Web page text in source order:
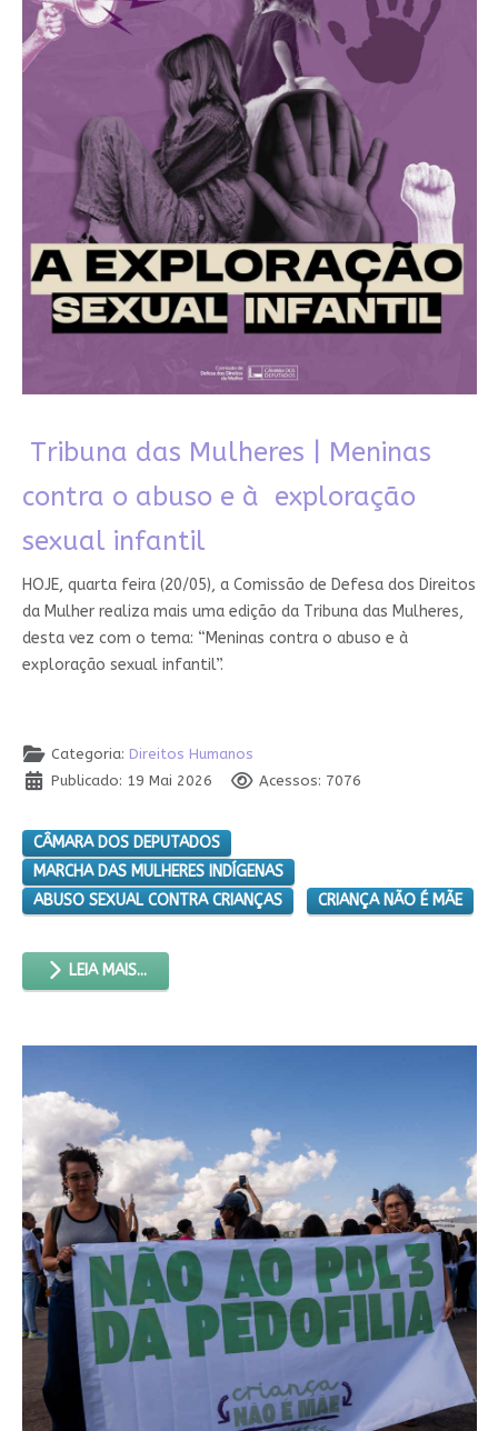
Tribuna das Mulheres | Meninas
contra o abuso e à exploração
sexual infantil
HOJE, quarta feira (20/05), a Comissão de Defesa dos Direitos
da Mulher realiza mais uma edição da Tribuna das Mulheres,
desta vez com o tema: “Meninas contra o abuso e à
exploração sexual infantil”.
Categoria: Direitos Humanos
Publicado: 19 Mai 2026
Acessos: 7076
CÂMARA DOS DEPUTADOS
MARCHA DAS MULHERES INDÍGENAS
ABUSO SEXUAL CONTRA CRIANÇAS
CRIANÇA NÃO É MÃE
LEIA MAIS...